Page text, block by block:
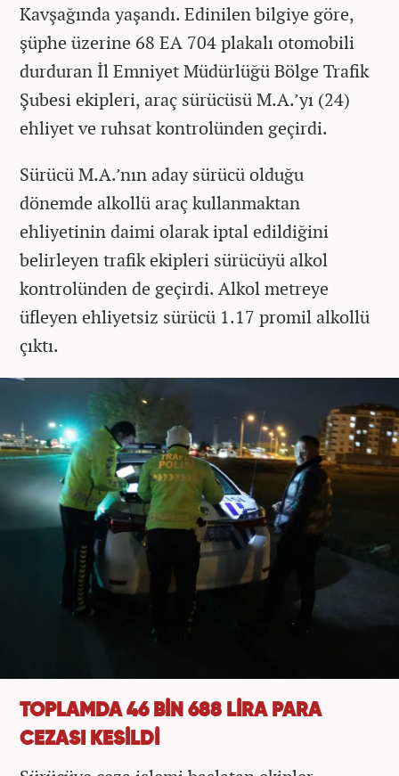
Kavşağında yaşandı. Edinilen bilgiye göre,
şüphe üzerine 68 EA 704 plakalı otomobili
durduran İl Emniyet Müdürlüğü Bölge Trafik
Şubesi ekipleri, araç sürücüsü M.A.’yı (24)
ehliyet ve ruhsat kontrolünden geçirdi.
Sürücü M.A.’nın aday sürücü olduğu
dönemde alkollü araç kullanmaktan
ehliyetinin daimi olarak iptal edildiğini
belirleyen trafik ekipleri sürücüyü alkol
kontrolünden de geçirdi. Alkol metreye
üfleyen ehliyetsiz sürücü 1.17 promil alkollü
çıktı.
TOPLAMDA 46 BİN 688 LİRA PARA
CEZASI KESİLDİ